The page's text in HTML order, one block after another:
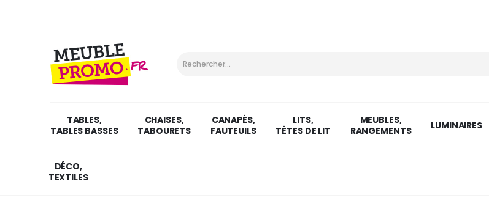
TABLES,
TABLES BASSES
CHAISES,
TABOURETS
CANAPÉS,
FAUTEUILS
LITS,
TÊTES DE LIT
MEUBLES,
RANGEMENTS
LUMINAIRES
DÉCO,
TEXTILES